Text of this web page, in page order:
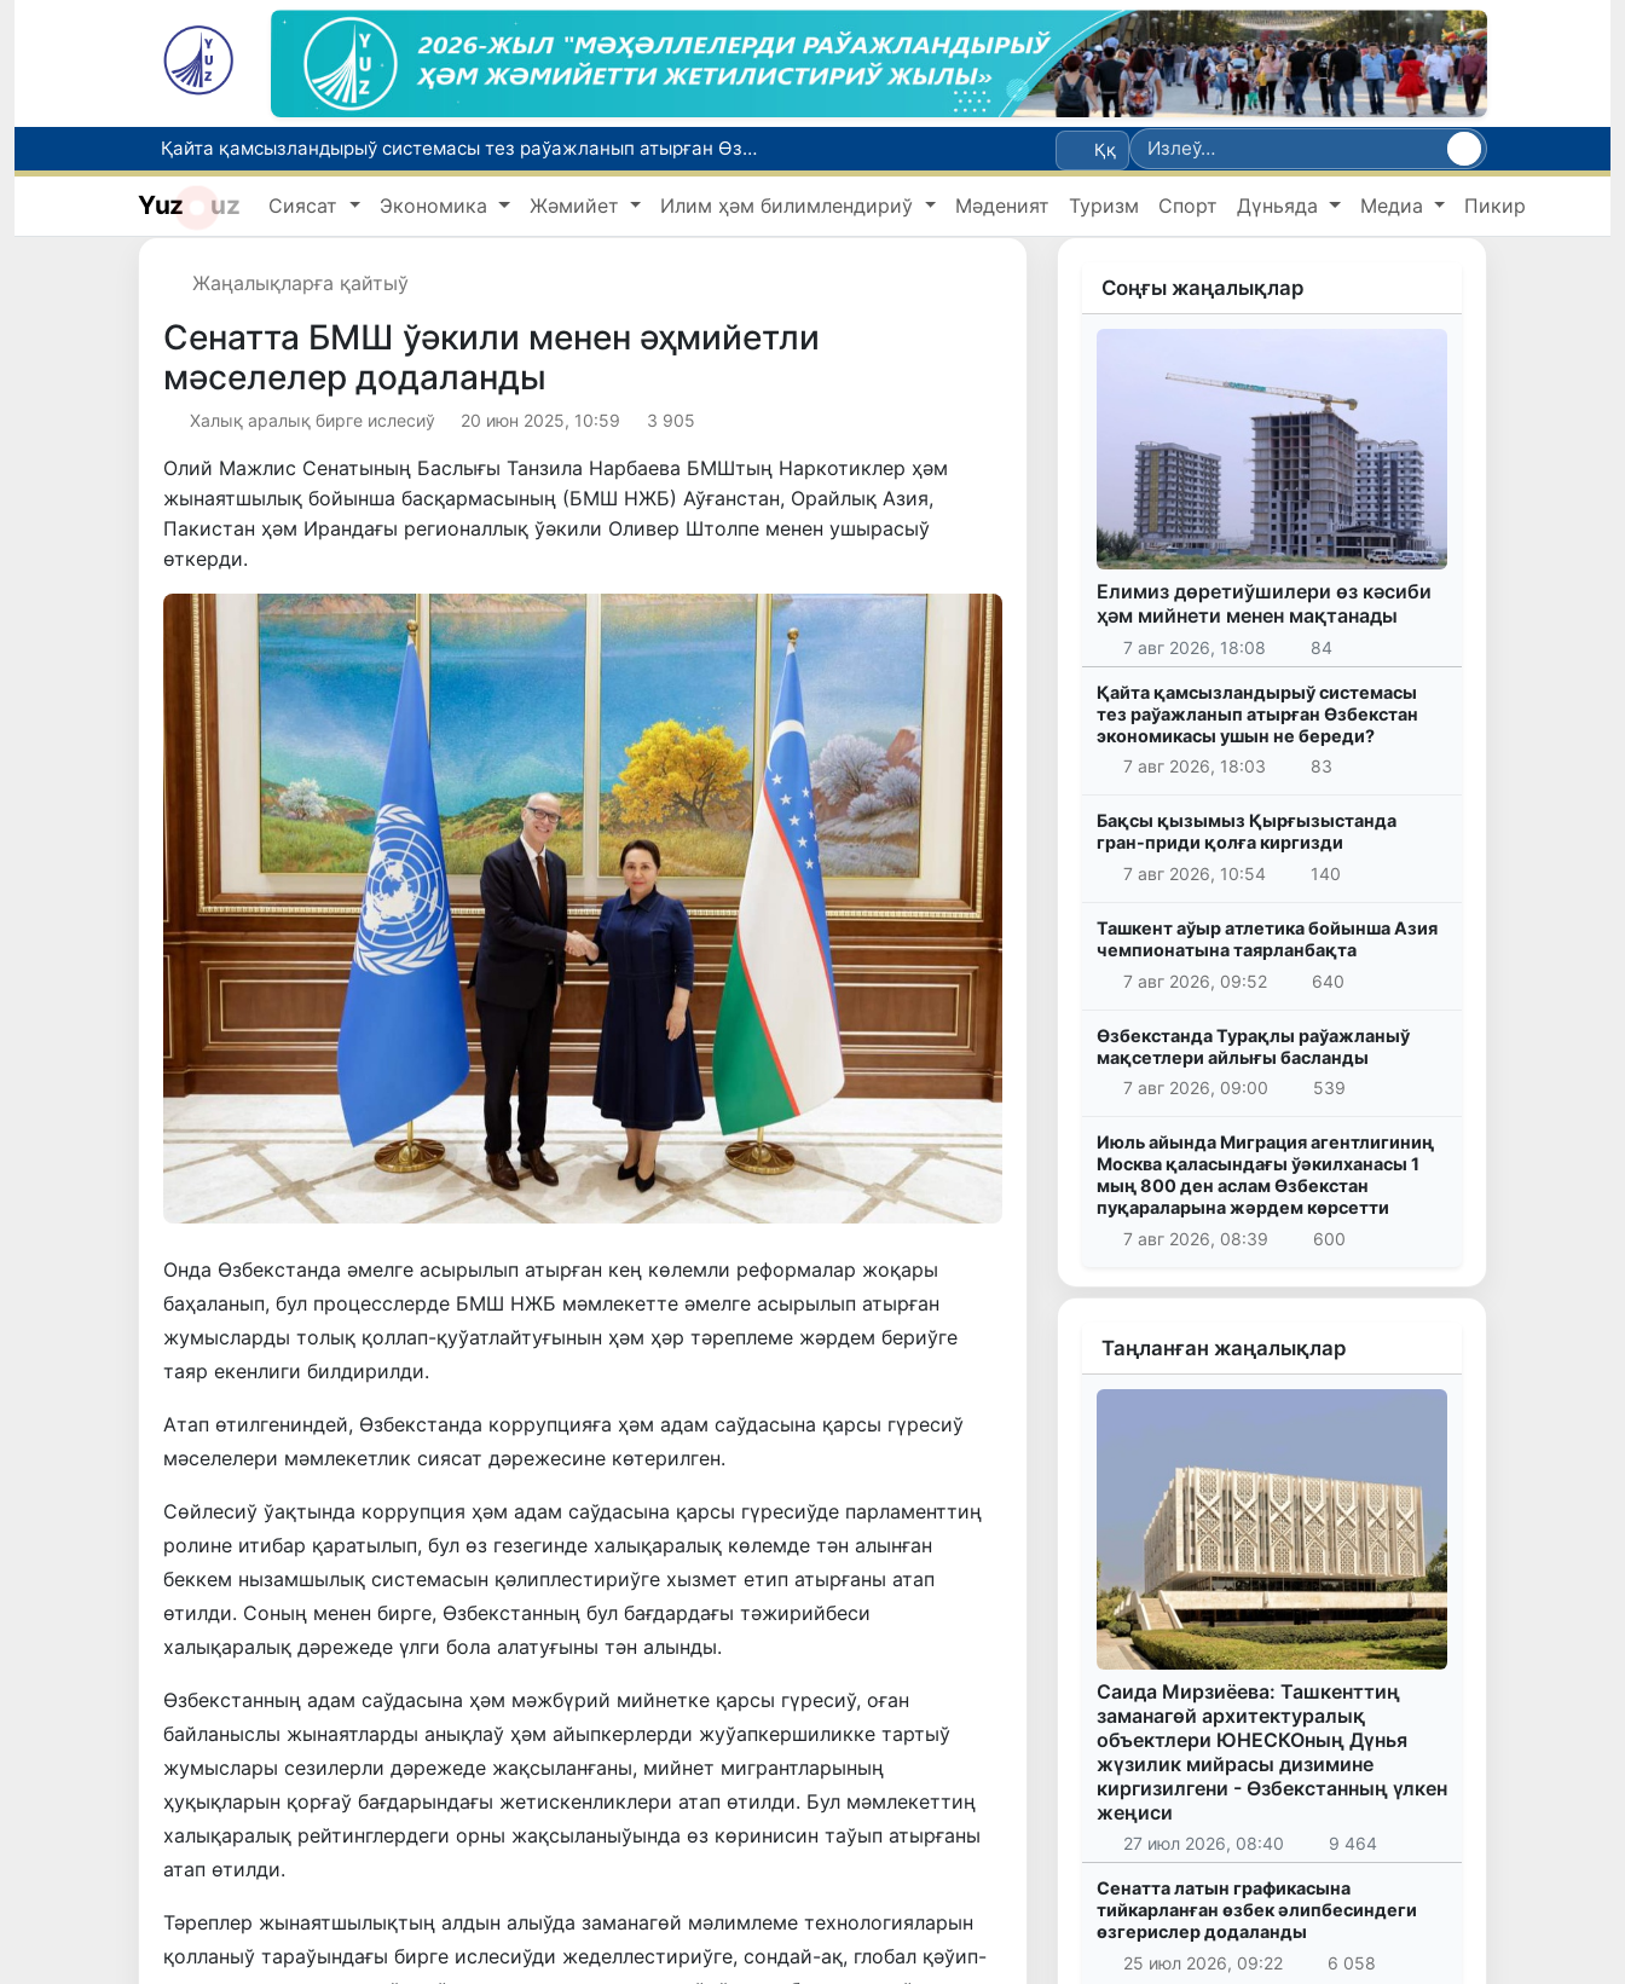
Қайта қамсызландырыў системасы тез раўажланып атырған Өзбекстан экономикасы ушын не береди?
Ташкент аўыр атлетика бойынша Азия чемпионатына таярланбақта
Өзбекстанда Турақлы раўажланыў мақсетлери айлығы басланды
Июль айында Миграция агентлигиниң Москва қаласындағы ўәкилханасы 1 мың 800 ден аслам Өзбекстан пуқараларына жәрдем көрсетти
Ққ
Yuz uz Сиясат Экономика Жәмийет Илим ҳәм билимлендириў Мәденият Туризм Спорт Дүньяда Медиа Пикир
Жаңалықларға қайтыў
Сенатта БМШ ўәкили менен әҳмийетли
мәселелер додаланды
Халық аралық бирге ислесиў 20 июн 2025, 10:59 3 905
Олий Мажлис Сенатының Баслығы Танзила Нарбаева БМШтың Наркотиклер ҳәм
жынаятшылық бойынша басқармасының (БМШ НЖБ) Аўғанстан, Орайлық Азия,
Пакистан ҳәм Ирандағы регионаллық ўәкили Оливер Штолпе менен ушырасыў
өткерди.
Онда Өзбекстанда әмелге асырылып атырған кең көлемли реформалар жоқары
баҳаланып, бул процесслерде БМШ НЖБ мәмлекетте әмелге асырылып атырған
жумысларды толық қоллап-қуўатлайтуғынын ҳәм ҳәр тәреплеме жәрдем бериўге
таяр екенлиги билдирилди.
Атап өтилгениндей, Өзбекстанда коррупцияға ҳәм адам саўдасына қарсы гүресиў
мәселелери мәмлекетлик сиясат дәрежесине көтерилген.
Сөйлесиў ўақтында коррупция ҳәм адам саўдасына қарсы гүресиўде парламенттиң
ролине итибар қаратылып, бул өз гезегинде халықаралық көлемде тән алынған
беккем нызамшылық системасын қәлиплестириўге хызмет етип атырғаны атап
өтилди. Соның менен бирге, Өзбекстанның бул бағдардағы тәжирийбеси
халықаралық дәрежеде үлги бола алатуғыны тән алынды.
Өзбекстанның адам саўдасына ҳәм мәжбүрий мийнетке қарсы гүресиў, оған
байланыслы жынаятларды анықлаў ҳәм айыпкерлерди жуўапкершиликке тартыў
жумыслары сезилерли дәрежеде жақсыланғаны, мийнет мигрантларының
ҳуқықларын қорғаў бағдарындағы жетискенликлери атап өтилди. Бул мәмлекеттиң
халықаралық рейтинглердеги орны жақсыланыўында өз көринисин таўып атырғаны
атап өтилди.
Тәреплер жынаятшылықтың алдын алыўда заманагөй мәлимлеме технологияларын
қолланыў тараўындағы бирге ислесиўди жеделлестириўге, сондай-ақ, глобал қәўип-
Соңғы жаңалықлар
Елимиз дөретиўшилери өз кәсиби
ҳәм мийнети менен мақтанады
7 авг 2026, 18:08 84
Қайта қамсызландырыў системасы
тез раўажланып атырған Өзбекстан
экономикасы ушын не береди?
7 авг 2026, 18:03
83
Бақсы қызымыз Қырғызыстанда
гран-приди қолға киргизди
7 авг 2026, 10:54
140
Ташкент аўыр атлетика бойынша Азия
чемпионатына таярланбақта
7 авг 2026, 09:52
640
Өзбекстанда Турақлы раўажланыў
мақсетлери айлығы басланды
7 авг 2026, 09:00
539
Июль айында Миграция агентлигиниң
Москва қаласындағы ўәкилханасы 1
мың 800 ден аслам Өзбекстан
пуқараларына жәрдем көрсетти
7 авг 2026, 08:39
600
Таңланған жаңалықлар
Саида Мирзиёева: Ташкенттиң
заманагөй архитектуралық
объектлери ЮНЕСКОның Дүнья
жүзилик мийрасы дизимине
киргизилгени - Өзбекстанның үлкен
жеңиси
27 июл 2026, 08:40 9 464
Сенатта латын графикасына
тийкарланған өзбек әлипбесиндеги
өзгерислер додаланды
25 июл 2026, 09:22
6 058